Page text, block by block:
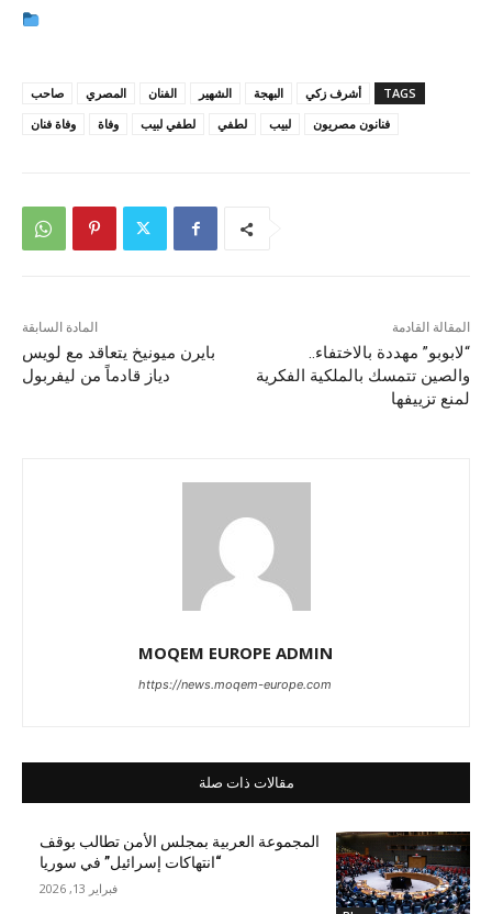
TAGS أشرف زكي البهجة الشهير الفنان المصري
صاحب
فنانون مصريون
لبيب لطفي لطفي لبيب وفاة وفاة فنان
المادة السابقة
بايرن ميونيخ يتعاقد مع لويس
دياز قادماً من ليفربول
المقالة القادمة
“لابوبو” مهددة بالاختفاء..
والصين تتمسك بالملكية الفكرية
لمنع تزييفها
MOQEM EUROPE ADMIN
https://news.moqem-europe.com
مقالات ذات صلة
المجموعة العربية بمجلس الأمن تطالب بوقف
“انتهاكات إسرائيل” في سوريا
فبراير 13, 2026